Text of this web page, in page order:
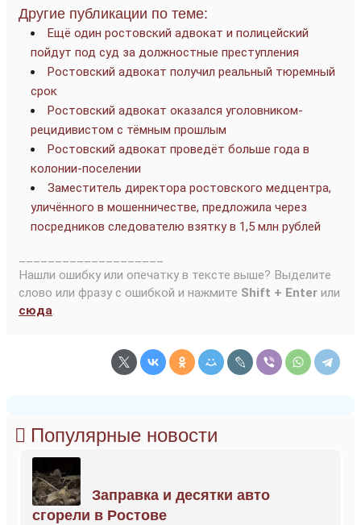
Другие публикации по теме:
Ещё один ростовский адвокат и полицейский
пойдут под суд за должностные преступления
Ростовский адвокат получил реальный тюремный
срок
Ростовский адвокат оказался уголовником-
рецидивистом с тёмным прошлым
Ростовский адвокат проведёт больше года в
колонии-поселении
Заместитель директора ростовского медцентра,
уличённого в мошенничестве, предложила через
посредников следователю взятку в 1,5 млн рублей
Нашли ошибку или опечатку в тексте выше? Выделите
слово или фразу с ошибкой и нажмите Shift + Enter или
сюда.
Популярные новости
Заправка и десятки авто
сгорели в Ростове